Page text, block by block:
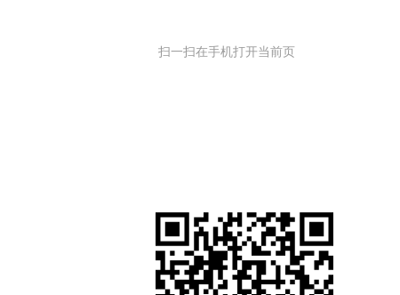
扫一扫在手机打开当前页